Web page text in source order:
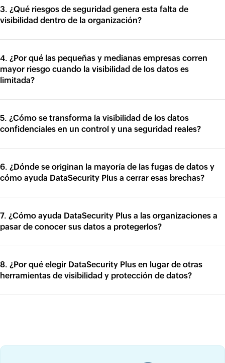
3. ¿Qué riesgos de seguridad genera esta falta de
visibilidad dentro de la organización?
4. ¿Por qué las pequeñas y medianas empresas corren
mayor riesgo cuando la visibilidad de los datos es
limitada?
5. ¿Cómo se transforma la visibilidad de los datos
confidenciales en un control y una seguridad reales?
6. ¿Dónde se originan la mayoría de las fugas de datos y
cómo ayuda DataSecurity Plus a cerrar esas brechas?
7. ¿Cómo ayuda DataSecurity Plus a las organizaciones a
pasar de conocer sus datos a protegerlos?
8. ¿Por qué elegir DataSecurity Plus en lugar de otras
herramientas de visibilidad y protección de datos?